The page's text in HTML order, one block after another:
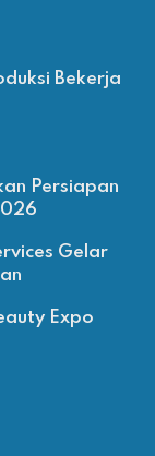
Bekerja
Persiapan
Gelar
Expo